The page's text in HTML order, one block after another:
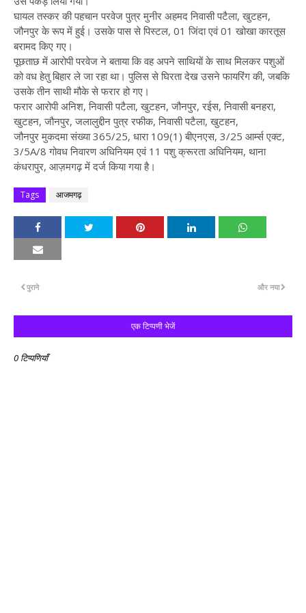
घायल तस्कर की पहचान परवेज पुत्र मुनीर अहमद निवासी पटैला, खुटहन,
जौनपुर के रूप में हुई। उसके पास से पिस्टल, 01 जिंदा एवं 01 खोखा कारतूस
बरामद किए गए।
पूछताछ में आरोपी परवेज ने बताया कि वह अपने साथियों के साथ मिलकर पशुओं
को वध हेतु बिहार ले जा रहा था। पुलिस से घिरता देख उसने फायरिंग की, जबकि
उसके तीन साथी मौके से फरार हो गए।
फरार आरोपीअनिश, निवासी पटैला, खुटहन, जौनपुर,रईस, निवासी बनहरा,
खुटहन, जौनपुर,जलालुद्दीन पुत्र रफीक, निवासी पटैला, खुटहन,
जौनपुरमुकदमा संख्या 365/25, धारा 109(1) बीएनएस, 3/25 आर्म्स एक्ट,
3/5A/8 गोवध निवारण अधिनियम एवं 11 पशु क्रूरता अधिनियम, थाना
कंधरापुर, आज़मगढ़ में दर्ज किया गया है।
Tags आजमगढ़
और नया
पुराने
एक टिप्पणी भेजें
0 टिप्पणियाँ